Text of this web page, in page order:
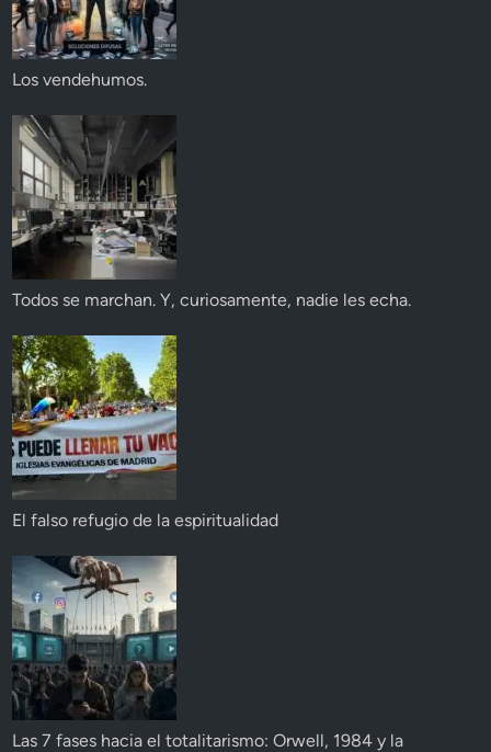
Los vendehumos.
Todos se marchan. Y, curiosamente, nadie les echa.
El falso refugio de la espiritualidad
Las 7 fases hacia el totalitarismo: Orwell, 1984 y la